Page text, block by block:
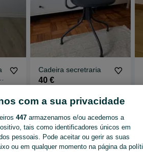
Cadeira secretraria
40 €
14 de julho de 2026
com a sua privacidade
447 armazenamos e/ou acedemos a
tais como identificadores únicos em
pessoais. Pode aceitar ou gerir as suas
ou em qualquer momento na página da